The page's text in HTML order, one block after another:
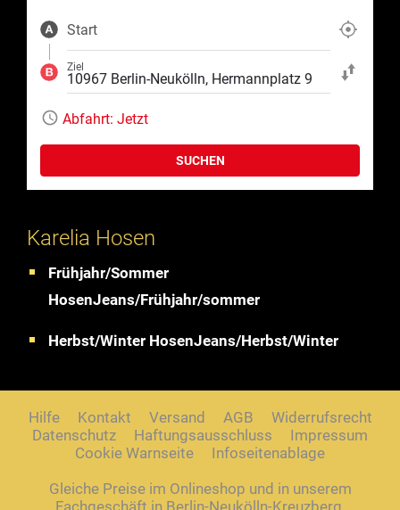
Start
Ziel
Start und Ziel
Abfahrt: Jetzt
SUCHEN
Karelia Hosen
Frühjahr/Sommer
HosenJeans/Frühjahr/sommer
Herbst/Winter HosenJeans/Herbst/Winter
Hilfe Kontakt Versand AGB
Widerrufsrecht
Datenschutz
Haftungsausschluss
Impressum
Cookie Warnseite
Infoseitenablage
Gleiche Preise im Onlineshop und in unserem